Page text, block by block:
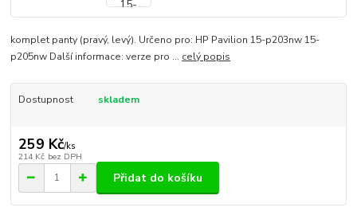
komplet panty (pravý, levý). Určeno pro: HP Pavilion 15-p203nw 15-
p205nw Další informace: verze pro ... celý popis
Dostupnost skladem
259 Kč/ks
214 Kč bez DPH
Přidat do košíku